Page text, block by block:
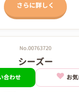
さらに詳しく
No.00763720
シーズー
合わせ お